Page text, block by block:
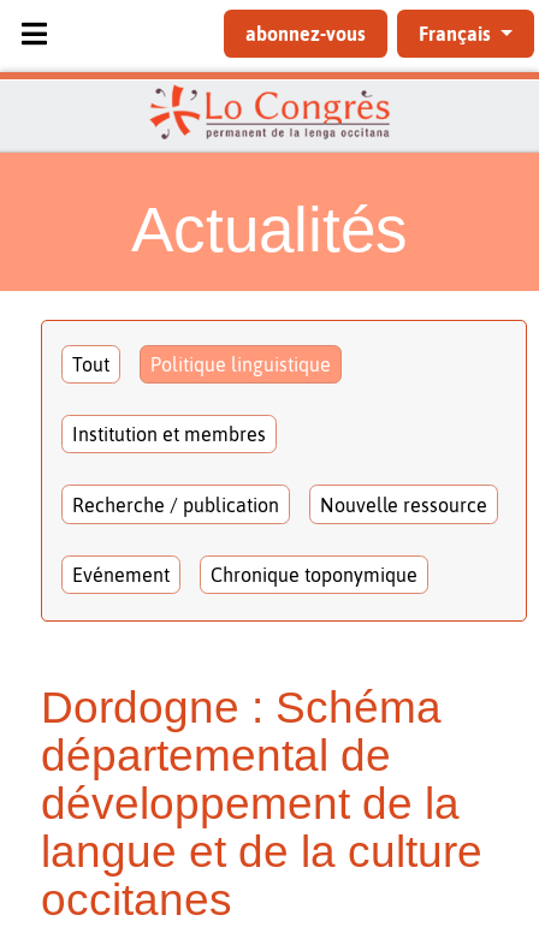
Sélectionnez votre langue
abonnez-vous Français
Actualités
Tout Politique linguistique
Institution et membres
Recherche / publication Nouvelle ressource
Evénement Chronique toponymique
Dordogne : Schéma
départemental de
développement de la
langue et de la culture
occitanes